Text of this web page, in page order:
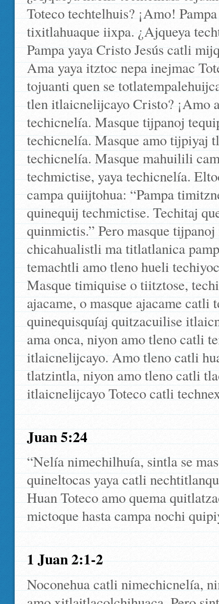
Toteco techtelhuis? ¡Amo!
tixitlahuaque iixpa. ¿Ajqueya
Pampa yaya Cristo Jesús catli
Ama yaya itztoc nepa inejmac
tojuanti quen se
tlen itlaicnelijcayo Cristo? ¡Amo
techicnelía. Masque tijpanoj
techicnelía. Masque amo tijpiyaj
techicnelía. Masque mahuilili
techmictise, yaya techicnelía.
campa quiijtohua: “Pampa
quinequij techmictise. Techitaj
quinmictis.” Pero masque
chicahualistli ma titlatlanica
temachtli amo tleno hueli
Masque timiquise o tiitztose,
ajacame, o masque ajacame
quinequisquíaj quitzacuilise
ama onca, niyon amo tleno catli
itlaicnelijcayo. Amo tleno catli
tlatzintla, niyon amo tleno catli
itlaicnelijcayo Toteco catli
Juan 5:24
“Nelía nimechilhuía, sintla se
quineltocas yaya catli
Huan Toteco amo quema
mictoque hasta campa nochi
1 Juan 2:1-2
Noconehua catli nimechicnelía,